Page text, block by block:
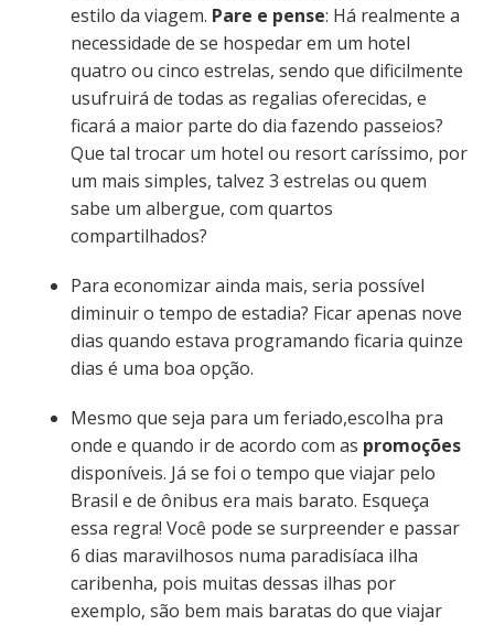
estilo da viagem. Pare e pense: Há realmente a
necessidade de se hospedar em um hotel
quatro ou cinco estrelas, sendo que dificilmente
usufruirá de todas as regalias oferecidas, e
ficará a maior parte do dia fazendo passeios?
Que tal trocar um hotel ou resort caríssimo, por
um mais simples, talvez 3 estrelas ou quem
sabe um albergue, com quartos
compartilhados?
Para economizar ainda mais, seria possível
diminuir o tempo de estadia? Ficar apenas nove
dias quando estava programando ficaria quinze
dias é uma boa opção.
Mesmo que seja para um feriado,escolha pra
onde e quando ir de acordo com as promoções
disponíveis. Já se foi o tempo que viajar pelo
Brasil e de ônibus era mais barato. Esqueça
essa regra! Você pode se surpreender e passar
6 dias maravilhosos numa paradisíaca ilha
caribenha, pois muitas dessas ilhas por
exemplo, são bem mais baratas do que viajar